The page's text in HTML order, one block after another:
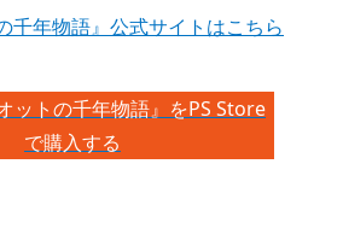
千年物語』公式サイトはこちら
ットの千年物語』をPS Store
で購入する